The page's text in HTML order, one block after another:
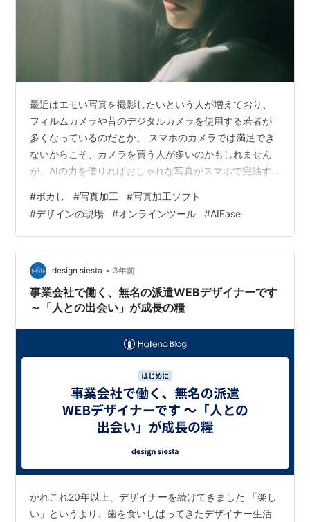
最近はエモい写真を撮影したいという人が増えており、
フィルムカメラや昔のデジタルカメラを使用する若者が
多くなっているのだとか。 スマホのカメラでは満足でき
ないからこそ、カメラを買う人が多いのかもしれません
が、AIの力を借りればおしゃれな写真がスマホで完結す
ぼかしツールは名前の通り、AIの力を借りて背景を簡単
にぼかすことができるツールです。 背景をぼかすのは、
おしゃれな写真を作る基本。 それがオンラインで無料で
簡単に使えてしまうのです。 エモい写真を撮影したい人
は活用してみてください！ おしゃれな写真には背景ボケ
が必要 https://…
#ボカし #写真加工 #写真加工ソフト
#デザインの現場 #オンラインツール #AIEase
design siesta • 3年前
事業会社で働く、無名の派遣WEBデザイナーです
～「人との出会い」が成長の糧
かれこれ20年以上、デザイナーを続けてきました 「楽し
い」というより、歯を食いしばってきたデザイナー生活